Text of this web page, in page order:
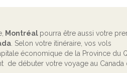
Montréal pourra être aussi votre
. Selon votre itinéraire, vos vols
économique de la Province du
de débuter votre voyage au Canada